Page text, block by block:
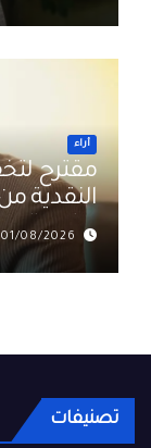
أراء
مقترح
النقدية
حميد
01/08/2026
تصنيفات